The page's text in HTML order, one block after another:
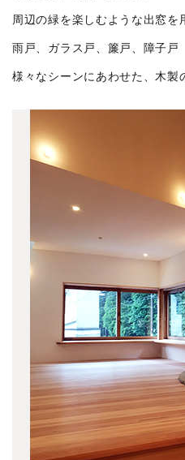
あそび (2)
meets A! (4)
中央線ケンチク会 (15)
深大寺元町の家
下目黒の家
(3)
上原の集合住宅Ⅱ (3)
HIROYASHOP KICHIJOJI
軽井沢追分別邸 (5)
関前テラスハウス (2)
九段南の集合住宅 (2)
中目黒の集合住宅 (2)
柴又の家 (2)
周辺の緑を楽しむような出窓を
雨戸、ガラス戸、簾戸、障子戸
様々なシーンにあわせた、木製